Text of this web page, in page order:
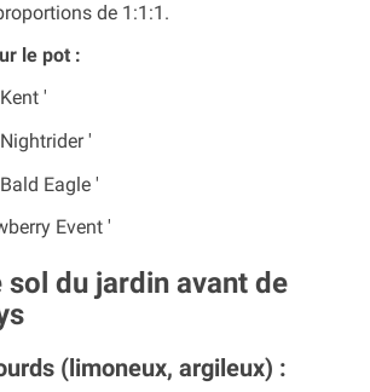
de 1:1:1.
le pot :
'
'
Eagle '
Event '
du jardin avant de
(limoneux, argileux) :